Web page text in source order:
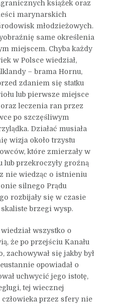
książek oraz
marynarskich
młodzieżowych.
same określenia
miejscem. Chyba każdy
w Polsce wiedział,
– brama Hornu,
zdaniem się statku
lub pierwsze miejsce
leczenia ran przez
po szczęśliwym
Działać musiała
wizja około trzystu
które zmierzały w
lub przekroczyły groźną
nie wiedząc o istnieniu
silnego Prądu
rozbijały się w czasie
brzegi wysp.
wszystko o
że po przejściu Kanału
zachowywał się jakby był
opowiadał o
uchwycić jego istotę,
tej wiecznej
przez sfery nie